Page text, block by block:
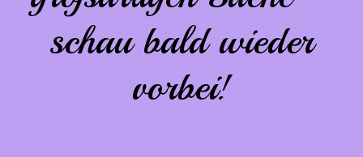
schau bald wieder
vorbei!